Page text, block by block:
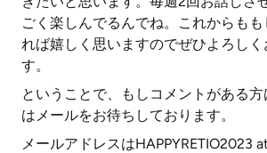
ごく楽しんでるんでね。これからも
れば嬉しく思いますのでぜひよろしく
す。
ということで、もしコメントがある
はメールをお待ちしております。
メールアドレスはHAPPYRETIO2023